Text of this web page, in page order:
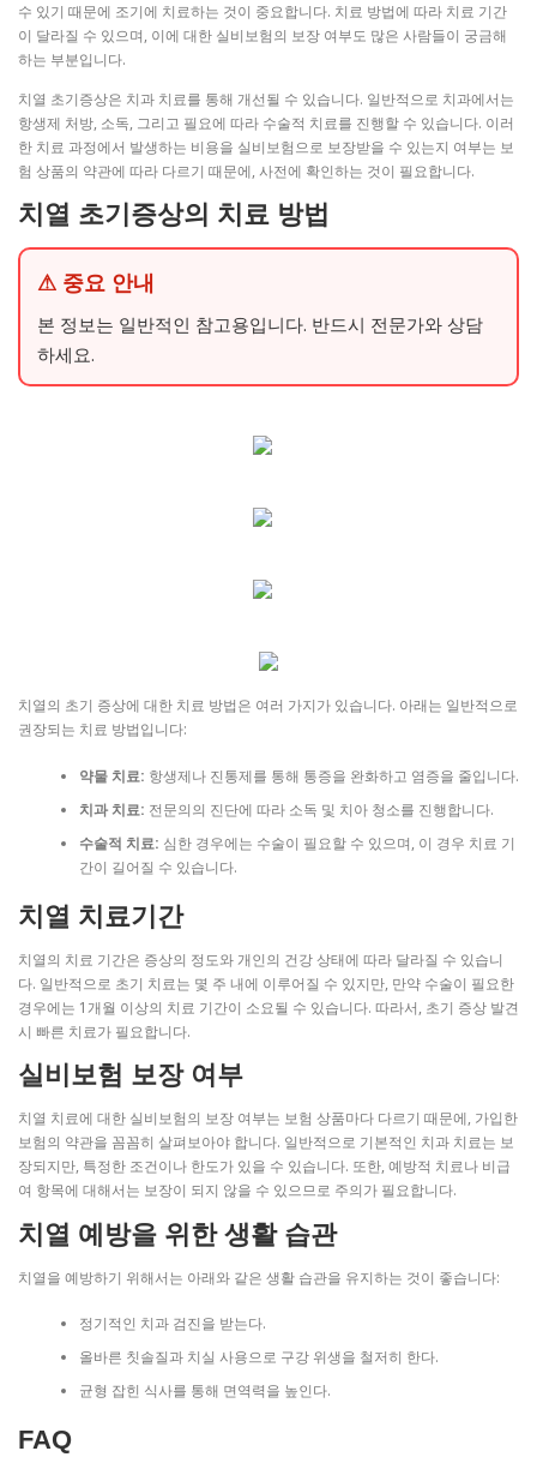
수 있기 때문에 조기에 치료하는 것이 중요합니다. 치료 방법에 따라 치료 기간
이 달라질 수 있으며, 이에 대한 실비보험의 보장 여부도 많은 사람들이 궁금해
하는 부분입니다.
치열 초기증상은 치과 치료를 통해 개선될 수 있습니다. 일반적으로 치과에서는
항생제 처방, 소독, 그리고 필요에 따라 수술적 치료를 진행할 수 있습니다. 이러
한 치료 과정에서 발생하는 비용을 실비보험으로 보장받을 수 있는지 여부는 보
험 상품의 약관에 따라 다르기 때문에, 사전에 확인하는 것이 필요합니다.
치열 초기증상의 치료 방법
⚠ 중요 안내
본 정보는 일반적인 참고용입니다. 반드시 전문가와 상담
하세요.
치열의 초기 증상에 대한 치료 방법은 여러 가지가 있습니다. 아래는 일반적으로
권장되는 치료 방법입니다:
약물 치료: 항생제나 진통제를 통해 통증을 완화하고 염증을 줄입니다.
치과 치료: 전문의의 진단에 따라 소독 및 치아 청소를 진행합니다.
수술적 치료: 심한 경우에는 수술이 필요할 수 있으며, 이 경우 치료 기
간이 길어질 수 있습니다.
치열 치료기간
치열의 치료 기간은 증상의 정도와 개인의 건강 상태에 따라 달라질 수 있습니
다. 일반적으로 초기 치료는 몇 주 내에 이루어질 수 있지만, 만약 수술이 필요한
경우에는 1개월 이상의 치료 기간이 소요될 수 있습니다. 따라서, 초기 증상 발견
시 빠른 치료가 필요합니다.
실비보험 보장 여부
치열 치료에 대한 실비보험의 보장 여부는 보험 상품마다 다르기 때문에, 가입한
보험의 약관을 꼼꼼히 살펴보아야 합니다. 일반적으로 기본적인 치과 치료는 보
장되지만, 특정한 조건이나 한도가 있을 수 있습니다. 또한, 예방적 치료나 비급
여 항목에 대해서는 보장이 되지 않을 수 있으므로 주의가 필요합니다.
치열 예방을 위한 생활 습관
치열을 예방하기 위해서는 아래와 같은 생활 습관을 유지하는 것이 좋습니다:
정기적인 치과 검진을 받는다.
올바른 칫솔질과 치실 사용으로 구강 위생을 철저히 한다.
균형 잡힌 식사를 통해 면역력을 높인다.
FAQ